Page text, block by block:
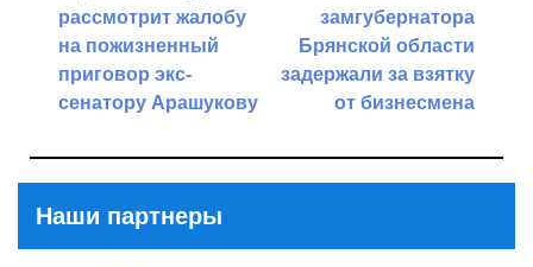
записям
рассмотрит жалобу
на пожизненный
приговор экс-
сенатору Арашукову
замгубернатора
Брянской области
задержали за взятку
от бизнесмена
Наши партнеры